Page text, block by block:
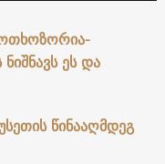
ეს და
წინააღმდეგ